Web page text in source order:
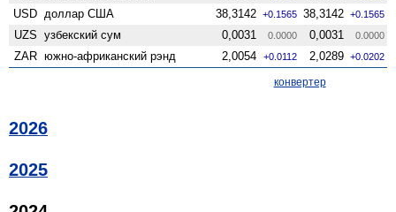
USD доллар США 38,3142 +0.1565 38,3142 +0.1565
UZS узбекский сум 0,0031 0.0000 0,0031 0.0000
ZAR южно-африканский рэнд 2,0054 +0.0112 2,0289 +0.0202
конвертер
2026
2025